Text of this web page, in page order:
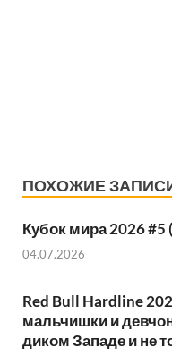
ПОХОЖИЕ
Кубок мира 2026 #5
04.07.2026
Red Bull Hardline
мальчишки и
диком Западе и не